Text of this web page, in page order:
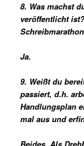
8. Was machst
veröffentlicht
Ja.
9. Weißt du
passiert, d.h.
Handlungsplan
mal aus und